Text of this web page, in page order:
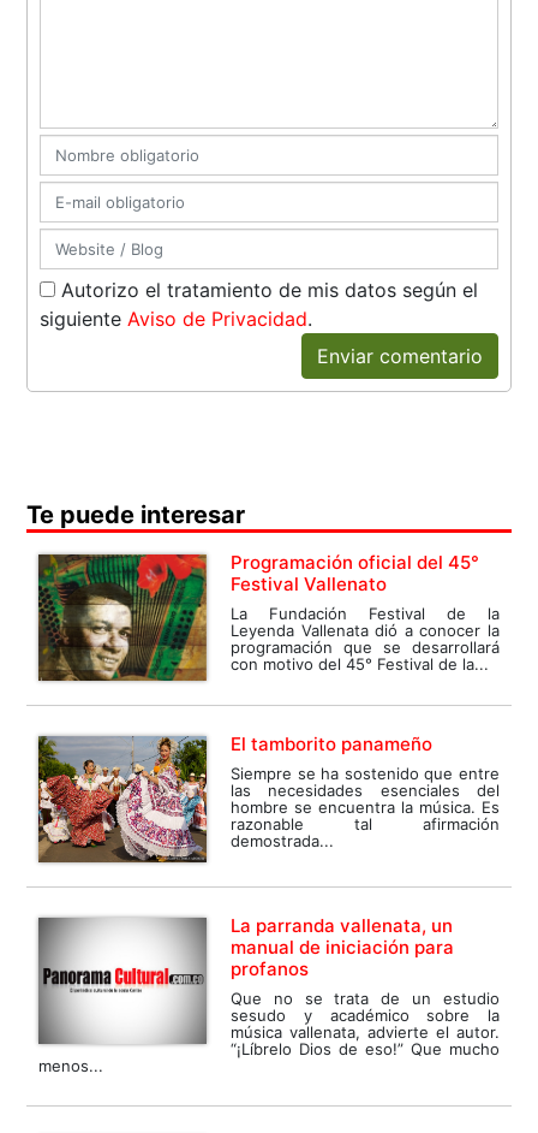
Autorizo el tratamiento de mis datos según el
siguiente Aviso de Privacidad.
Enviar comentario
Te puede interesar
Programación oficial del 45°
Festival Vallenato
La Fundación Festival de la
Leyenda Vallenata dió a conocer la
programación que se desarrollará
con motivo del 45° Festival de la...
El tamborito panameño
Siempre se ha sostenido que entre
las necesidades esenciales del
hombre se encuentra la música. Es
razonable tal afirmación
demostrada...
La parranda vallenata, un
manual de iniciación para
profanos
Que no se trata de un estudio
sesudo y académico sobre la
música vallenata, advierte el autor.
“¡Líbrelo Dios de eso!” Que mucho
menos...